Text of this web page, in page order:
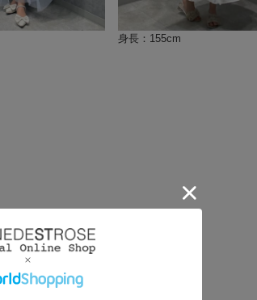
身長：155cm